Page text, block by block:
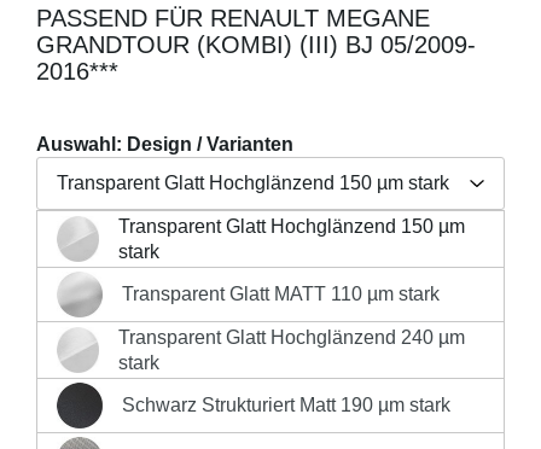
PASSEND FÜR RENAULT MEGANE
GRANDTOUR (KOMBI) (III) BJ 05/2009-
2016***
Auswahl: Design / Varianten
Transparent Glatt Hochglänzend 150 µm stark
Transparent Glatt Hochglänzend 150 µm
stark
Transparent Glatt Hochglänzend 150 µm stark
Transparent Glatt MATT 110 µm stark
Transparent Glatt MATT 110 µm stark
Transparent Glatt Hochglänzend 240 µm
stark
Transparent Glatt Hochglänzend 240 µm stark
Schwarz Strukturiert Matt 190 µm stark
Schwarz Strukturiert Matt 190 µm stark
Regulärer Preis:
19,90 €
Preise inkl. MwSt. zzgl. Versandkosten
Produkt Anzahl: Gib den gewünschten
IN DEN WARENKORB